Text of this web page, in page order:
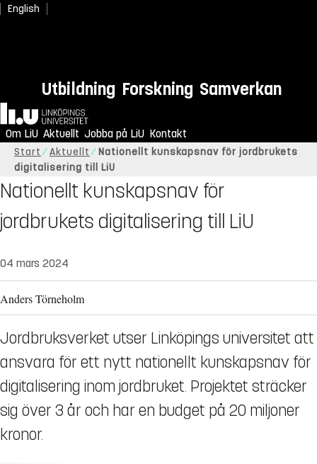
English
Utbildning Forskning Samverkan
Hem
Om LiU Aktuellt Jobba på LiU Kontakt
Start Aktuellt
Nationellt kunskapsnav för jordbrukets
digitalisering till LiU
Nationellt kunskapsnav för
jordbrukets digitalisering till LiU
04 mars 2024
Anders Törneholm
Jordbruksverket utser Linköpings universitet att
ansvara för ett nytt nationellt kunskapsnav för
digitalisering inom jordbruket. Projektet sträcker
sig över 3 år och har en budget på 20 miljoner
kronor.